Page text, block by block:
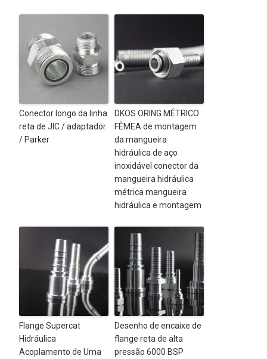
Conector longo da linha
reta de JIC / adaptador
/ Parker
DKOS ORING MÉTRICO
FÊMEA de montagem
da mangueira
hidráulica de aço
inoxidável conector da
mangueira hidráulica
métrica mangueira
hidráulica e montagem
Flange Supercat
Hidráulica
Acoplamento de Uma
Desenho de encaixe de
flange reta de alta
pressão 6000 BSP